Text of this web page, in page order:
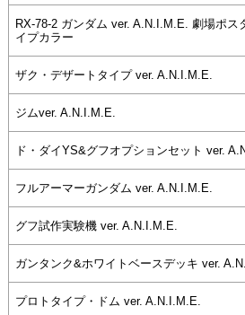
RX-78-2 ガンダム ver. A.N.I.M.E. 劇場ポス
イプカラー
ザク・デザートタイプ ver. A.N.I.M.E.
ジムver. A.N.I.M.E.
ド・ダイYS&グフオプションセット ver.
フルアーマーガンダム ver. A.N.I.M.E.
グフ試作実験機 ver. A.N.I.M.E.
ガンタンク&ホワイトベースデッキ ver.
プロトタイプ・ドム ver. A.N.I.M.E.